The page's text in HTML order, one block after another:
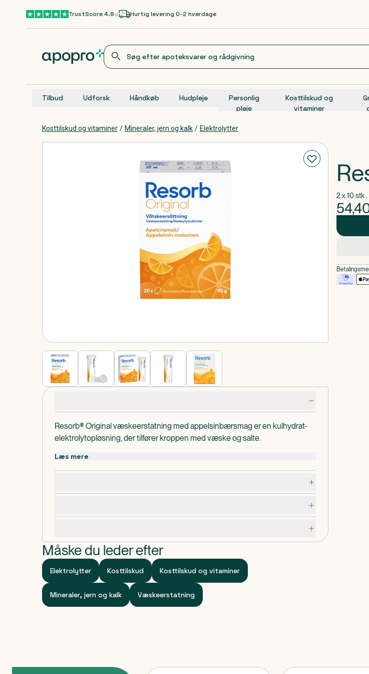
Gå til hovedindholdTrustScore 4.8 Hurtig levering 0-2 hverdage
Tilbud Udforsk Håndkøb Hudpleje
Personlig
pleje
Kosttilskud og
vitaminer
Kosttilskud og vitaminer / Mineraler, jern og kalk / Elektrolytter
Resorb® Original væskeerstatning med appelsinbærsmag er en kulhydrat-
elektrolytopløsning, der tilfører kroppen med væske og salte.
Læs mere
Måske du leder efter
Elektrolytter Kosttilskud Kosttilskud og vitaminer
Mineraler, jern og kalk Væskeerstatning
2 x 10 stk